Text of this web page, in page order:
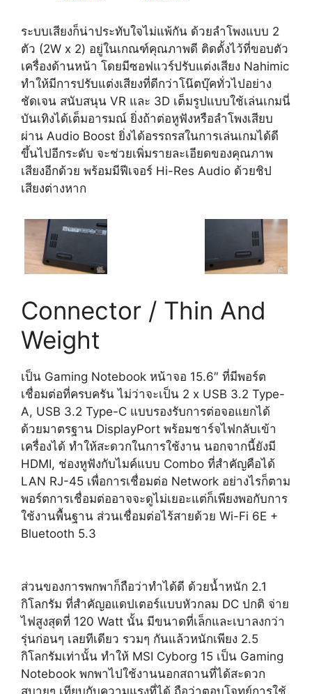
ระบบเสียงก็น่าประทับใจไม่แพ้กัน ด้วยลำโพงแบบ 2
ตัว (2W x 2) อยู่ในเกณฑ์คุณภาพดี ติดตั้งไว้ที่ขอบตัว
เครื่องด้านหน้า โดยมีซอฟแวร์ปรับแต่งเสียง Nahimic
ทำให้มีการปรับแต่งเสียงที่ดีกว่าโน๊ตบุ๊คทั่วไปอย่าง
ชัดเจน สนับสนุน VR และ 3D เต็มรูปแบบใช้เล่นเกมนี่
บันเทิงได้เต็มอารมณ์ ยิ่งถ้าต่อหูฟังหรือลำโพงเสียบ
ผ่าน Audio Boost ยิ่งได้อรรถรสในการเล่นเกมได้ดี
ขึ้นไปอีกระดับ จะช่วยเพิ่มรายละเอียดของคุณภาพ
เสียงอีกด้วย พร้อมมีฟีเจอร์ Hi-Res Audio ด้วยชิป
เสียงต่างหาก
Connector / Thin And
Weight
เป็น Gaming Notebook หน้าจอ 15.6″ ที่มีพอร์ต
เชื่อมต่อที่ครบครัน ไม่ว่าจะเป็น 2 x USB 3.2 Type-
A, USB 3.2 Type-C แบบรองรับการต่อจอแยกได้
ด้วยมาตรฐาน DisplayPort พร้อมชาร์จไฟกลับเข้า
เครื่องได้ ทำให้สะดวกในการใช้งาน นอกจากนี้ยังมี
HDMI, ช่องหูฟังกับไมค์แบบ Combo ที่สำคัญคือได้
LAN RJ-45 เพื่อการเชื่อมต่อ Network อย่างไรก็ตาม
พอร์ตการเชื่อมต่ออาจจะดูไม่เยอะแต่ก็เพียงพอกับการ
ใช้งานพื้นฐาน ส่วนเชื่อมต่อไร้สายด้วย Wi-Fi 6E +
Bluetooth 5.3
ส่วนของการพกพาก็ถือว่าทำได้ดี ด้วยน้ำหนัก 2.1
กิโลกรัม ที่สำคัญอแดปเตอร์แบบหัวกลม DC ปกติ จ่าย
ไฟสูงสุดที่ 120 Watt นั้น มีขนาดที่เล็กและเบาลงกว่า
รุ่นก่อนๆ เลยทีเดียว รวมๆ กันแล้วหนักเพียง 2.5
กิโลกรัมเท่านั้น ทำให้ MSI Cyborg 15 เป็น Gaming
Notebook พกพาไปใช้งานนอกสถานที่ได้สะดวก
สบายๆ เทียบกับความแรงที่ได้ ถือว่าตอบโจทย์การใช้